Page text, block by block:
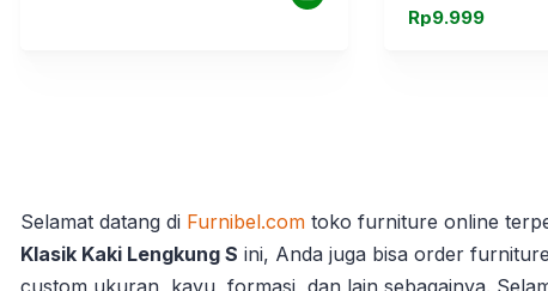
Rp9.999
Selamat datang di Furnibel.com toko furniture online
Klasik Kaki Lengkung S ini, Anda juga bisa order
custom ukuran, kayu, formasi, dan lain sebagainya.